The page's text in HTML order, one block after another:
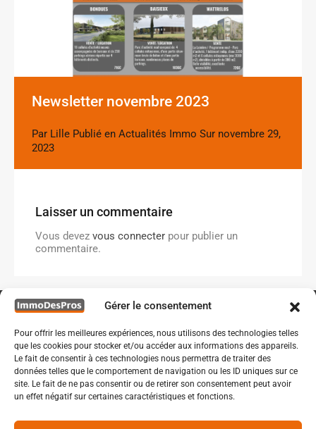
Gérer le consentement
Pour offrir les meilleures expériences, nous utilisons des technologies telles
que les cookies pour stocker et/ou accéder aux informations des appareils.
Le fait de consentir à ces technologies nous permettra de traiter des
données telles que le comportement de navigation ou les ID uniques sur ce
site. Le fait de ne pas consentir ou de retirer son consentement peut avoir
un effet négatif sur certaines caractéristiques et fonctions.
Newsletter novembre 2023
Par Lille Publié en Actualités Immo Sur novembre 29,
2023
Laisser un commentaire
Vous devez vous connecter pour publier un
commentaire.